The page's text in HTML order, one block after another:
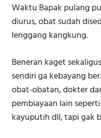
Waktu Bapak pulang
diurus, obat sudah
lenggang kangkung.
Beneran kaget
sendiri ga kebayang
obat-obatan, dokter
pembiayaan lain
kayuputih dll, tapi gak